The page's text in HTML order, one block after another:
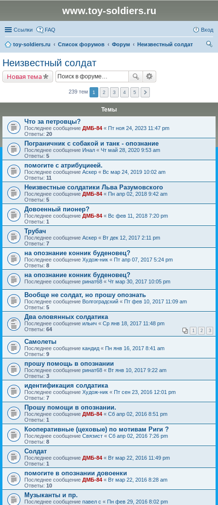
www.toy-soldiers.ru
Ссылки FAQ Вход
toy-soldiers.ru Список форумов Форум
Неизвестный солдат
Неизвестный солдат
Новая тема
239 тем 1 2 3 4 5
Темы
Что за петровцы?
Последнее сообщение ДМБ-84 « Пт ноя 24, 2023 11:47 pm
Ответы: 20
Пограничник с собакой и танк - опознание
Последнее сообщение Инал « Чт май 28, 2020 9:53 am
Ответы: 5
помогите с атрибуциеей.
Последнее сообщение Аскер « Вс мар 24, 2019 10:02 am
Ответы: 11
Неизвестные солдатики Льва Разумовского
Последнее сообщение ДМБ-84 « Пн апр 02, 2018 9:42 am
Ответы: 5
Довоенный пионер?
Последнее сообщение ДМБ-84 « Вс фев 11, 2018 7:20 pm
Ответы: 1
Трубач
Последнее сообщение Аскер « Вт дек 12, 2017 2:11 pm
Ответы: 7
на опознание конник буденовец?
Последнее сообщение Худож-ник « Пт апр 07, 2017 5:24 pm
Ответы: 8
на опознание конник буденовец?
Последнее сообщение ринат68 « Чт мар 30, 2017 10:05 pm
Вообще не солдат, но прошу опознать
Последнее сообщение Волгоградский « Пт фев 10, 2017 11:09 am
Ответы: 5
Два оловянных солдатика
Последнее сообщение ильич « Ср янв 18, 2017 11:48 pm
Ответы: 64 1 2 3
Самолеты
Последнее сообщение кандид « Пн янв 16, 2017 8:41 am
Ответы: 9
прошу помощь в опознании
Последнее сообщение ринат68 « Вт янв 10, 2017 9:22 am
Ответы: 3
идентификация солдатика
Последнее сообщение Худож-ник « Пт сен 23, 2016 12:01 pm
Ответы: 7
Прошу помощи в опознании.
Последнее сообщение ДМБ-84 « Сб апр 02, 2016 8:51 pm
Ответы: 1
Кооперативные (цеховые) по мотивам Риги ?
Последнее сообщение Связист « Сб апр 02, 2016 7:26 pm
Ответы: 8
Солдат
Последнее сообщение ДМБ-84 « Вт мар 22, 2016 11:49 pm
Ответы: 1
помогите в опознании довоенки
Последнее сообщение ДМБ-84 « Вт мар 22, 2016 8:28 am
Ответы: 10
Музыканты и пр.
Последнее сообщение павел с « Пн фев 29, 2016 8:02 pm